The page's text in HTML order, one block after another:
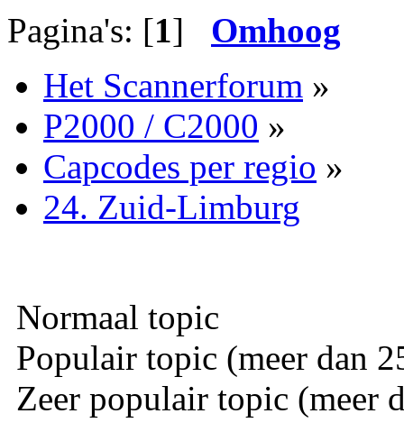
Pagina's: [1] Omhoog
Het Scannerforum »
P2000 / C2000 »
Capcodes per regio »
24. Zuid-Limburg
Normaal topic
Populair topic (meer dan
Zeer populair topic (meer